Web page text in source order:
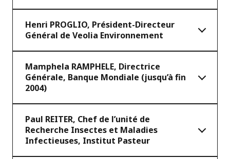
Henri PROGLIO, Président-Directeur
Général de Veolia Environnement
Mamphela RAMPHELE, Directrice
Générale, Banque Mondiale (jusqu’à fin
2004)
Paul REITER, Chef de l’unité de
Recherche Insectes et Maladies
Infectieuses, Institut Pasteur